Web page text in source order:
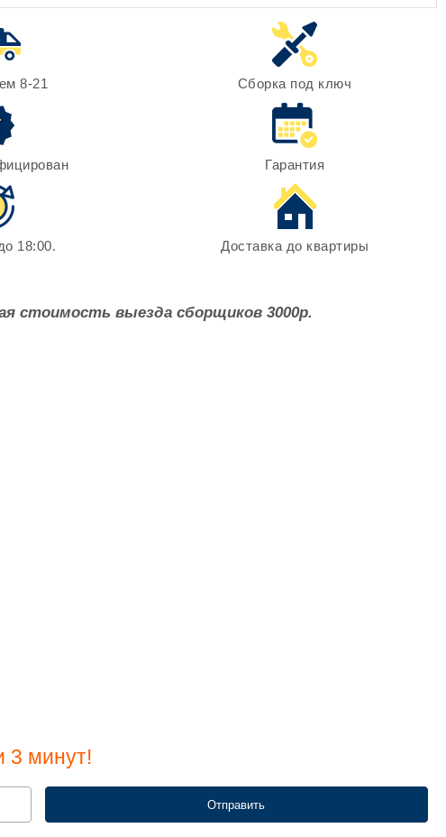
8-21 Сборка под ключ
Гарантия
18:00. Доставка до квартиры
стоимость выезда сборщиков 3000р.
3 минут!